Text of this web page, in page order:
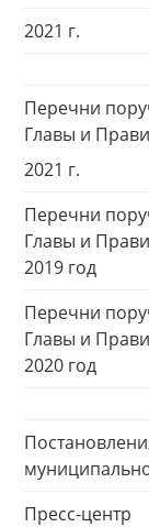
2021 г.
Перечни
Главы и
2021 г.
Перечни
Главы и
2019 год
Перечни
Главы и
2020 год
Пресс-центр